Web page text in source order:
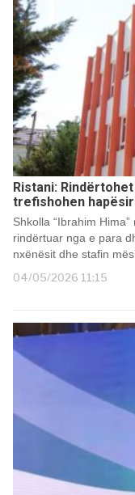
Ristani:
trefishohen
Shkolla “Ibrahim
rindërtuar nga e para
nxënësit dhe stafin
04/05/2026 11:15